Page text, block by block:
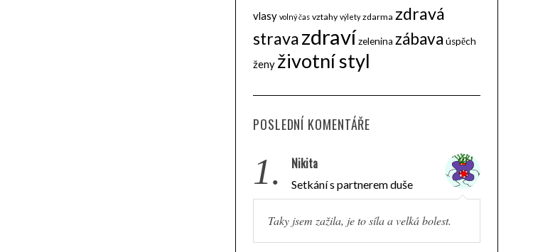
vlasy volný čas vztahy výlety zdarma zdravá
stravazdravízelenina zábava úspěch
ženy životní styl
POSLEDNÍ KOMENTÁŘE
1. Nikita
Setkání s partnerem duše
Taky jsem zažila, je to síla a velká bolest.